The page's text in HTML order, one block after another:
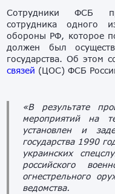
Сотрудники ФСБ
сотрудника одного
обороны РФ, которое
должен был
государства. Об этом
связей (ЦОС) ФСБ
«В результате
мероприятий на
установлен и
государства 1990
украинских
российского
огнестрельного
ведомства.